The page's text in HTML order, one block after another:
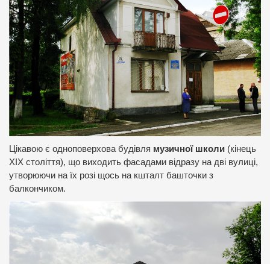
Цікавою є одноповерхова будівля музичної школи (кінець
ХІХ століття), що виходить фасадами відразу на дві вулиці,
утворюючи на їх розі щось на кшталт башточки з
балкончиком.